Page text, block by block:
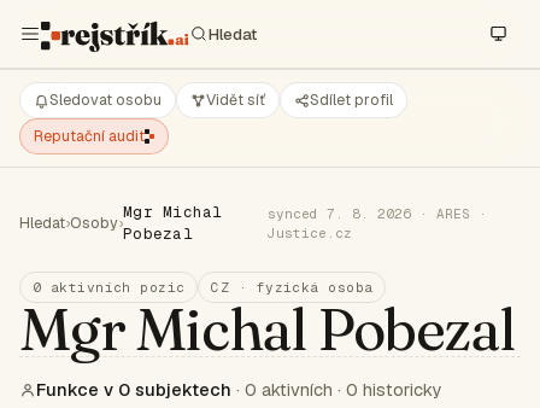
Sledovat osobu Vidět síť
Sdílet profil
Reputační audit
Hledat›Osoby›
Mgr Michal
Pobezal
synced 7. 8. 2026 · ARES ·
Justice.cz
0 aktivních pozic CZ · fyzická osoba
Mgr Michal Pobezal
Funkce v 0 subjektech · 0 aktivních · 0 historicky